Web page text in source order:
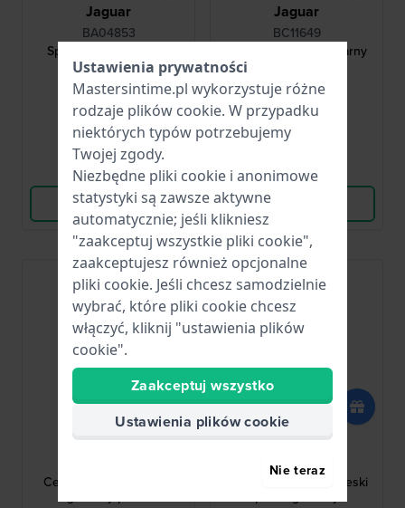
Jaguar
BA04853
Special Edition 22 mm
Bransoleta ze stali
nierdzewnej
908,00 zł
● Dostępny
Porównaj
Wyświetl produkt
Jaguar
BC11649
Diplomatic 21 mm Czarny
289,00 zł
● Dostępny
Porównaj
Wyświetl produkt
Jaguar
Ceramic 28 mm Czarny
gumowy pasek
Jaguar
BC11650
Ceramic 28 mm Niebieski
pasek gumowy
Ustawienia prywatności
Mastersintime.pl wykorzystuje różne
rodzaje plików cookie. W przypadku
niektórych typów potrzebujemy
Twojej zgody.
Niezbędne pliki cookie i anonimowe
statystyki są zawsze aktywne
automatycznie; jeśli klikniesz
"zaakceptuj wszystkie pliki cookie",
zaakceptujesz również opcjonalne
pliki cookie. Jeśli chcesz samodzielnie
wybrać, które pliki cookie chcesz
włączyć, kliknij "ustawienia plików
cookie".
Zaakceptuj wszystko
Ustawienia plików cookie
Nie teraz